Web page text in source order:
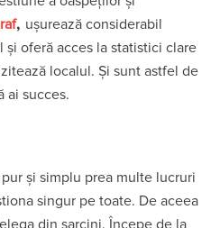
, ușurează considerabil
și oferă acces la statistici clare
localul. Și sunt astfel de
ai succes.
și simplu prea multe lucruri
singur pe toate. De aceea
din sarcini. Începe de la